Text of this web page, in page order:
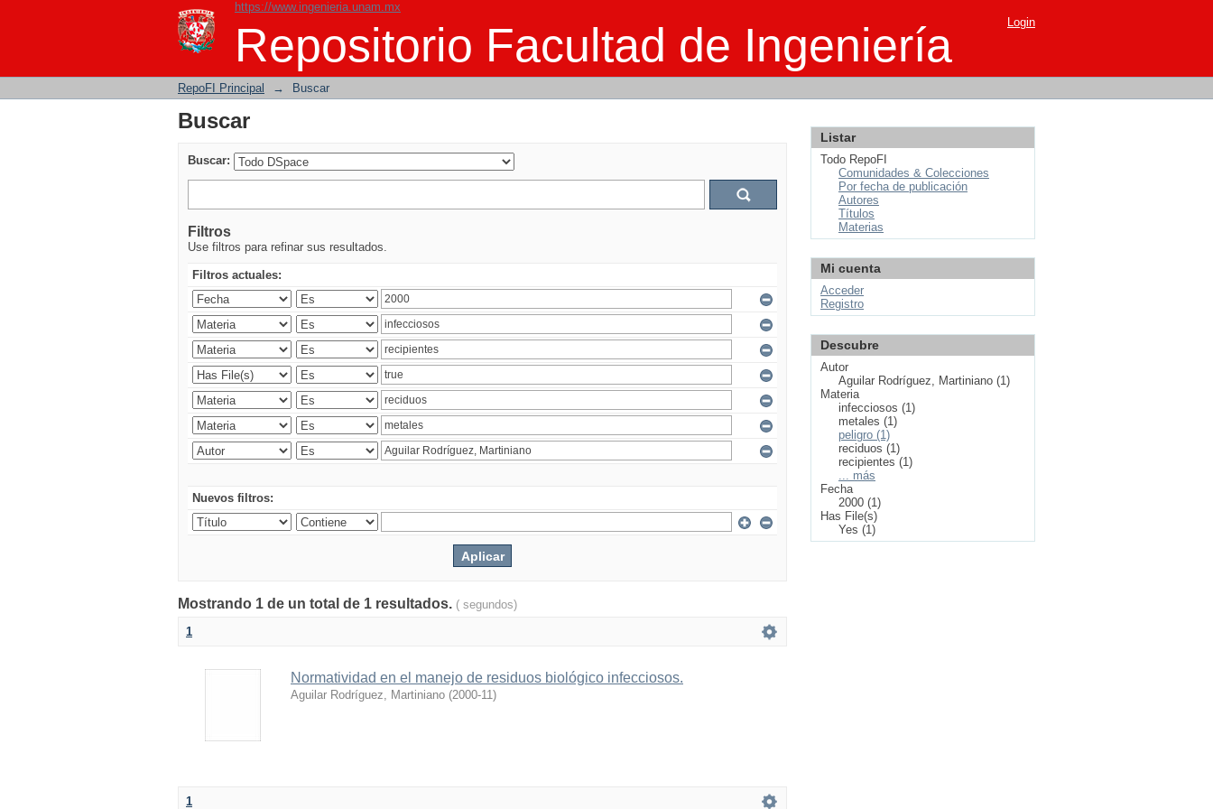
https://www.ingenieria.unam.mx
Repositorio Facultad de Ingeniería
Buscar Login
RepoFI Principal → Buscar
Buscar
Buscar:
Filtros
Use filtros para refinar sus resultados.
Filtros actuales:
Nuevos filtros:
Mostrando 1 de un total de 1 resultados. ( segundos)
1
Normatividad en el manejo de residuos biológico infecciosos.
Aguilar Rodríguez, Martiniano (2000-11)
1
Listar
Todo RepoFI
Comunidades & Colecciones
Por fecha de publicación
Autores
Títulos
Materias
Mi cuenta
Acceder
Registro
Descubre
Autor
Aguilar Rodríguez, Martiniano (1)
Materia
infecciosos (1)
metales (1)
peligro (1)
reciduos (1)
recipientes (1)
... más
Fecha
2000 (1)
Has File(s)
Yes (1)